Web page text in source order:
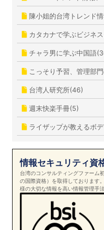
陳小姐的台湾トレンド
カタカナで学ぶビジネ
チャラ男に学ぶ中国語
こっそり予習、管理部
台湾人研究所(46)
週末快楽手冊(5)
ライザップが教えるボ
情報セキュリティ資
台湾のコンサルティングファーム
の国際資格）を取得しております
様の大切な情報を高い情報管理手